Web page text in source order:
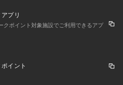
る場合もございます。
プリ
クポイント対象施設でご利用できるアプ
イント